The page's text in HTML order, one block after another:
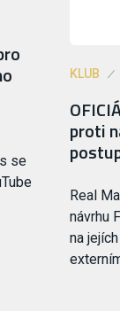
se
KLUB
proti
Real
návrhu
na